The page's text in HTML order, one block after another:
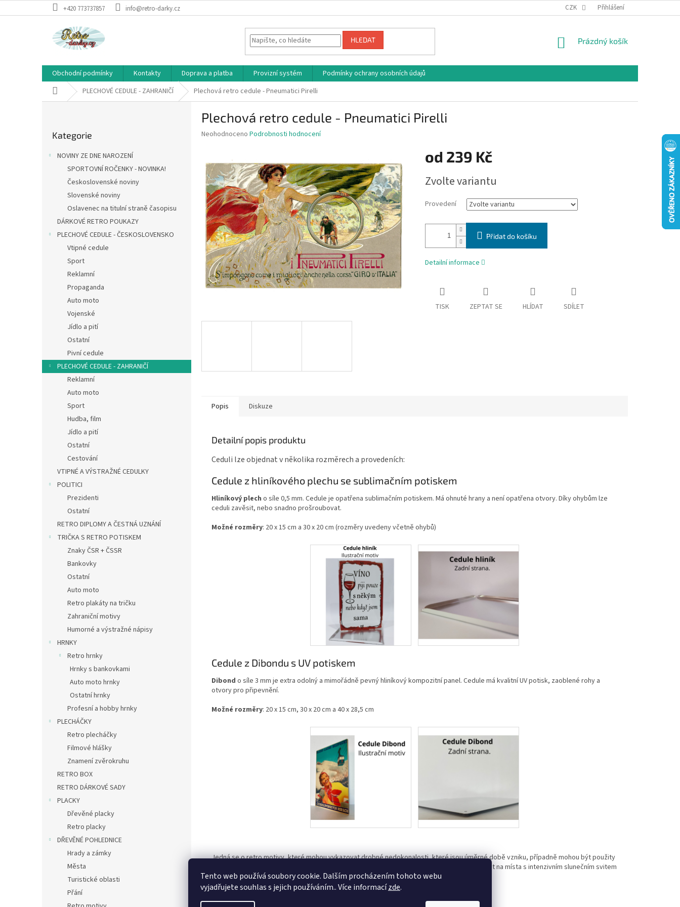
Tento web používá soubory cookie. Dalším procházením tohoto webu
vyjadřujete souhlas s jejich používáním.. Více informacízde.
na
+420 773737857 info@retro-darky.cz CZK Přihlášení
HLEDAT
NÁKUPNÍ
Prázdný košík
Obchodní podmínky Kontakty Doprava a platba Provizní systém
Podmínky ochrany osobních údajů
Domů PLECHOVÉ CEDULE - ZAHRANIČÍ Plechová retro cedule - Pneumatici Pirelli
kategorie
Kategorie
NOVINY ZE DNE NAROZENÍ
SPORTOVNÍ ROČENKY - NOVINKA!
Československé noviny
Slovenské noviny
Oslavenec na titulní straně časopisu
DÁRKOVÉ RETRO POUKAZY
PLECHOVÉ CEDULE - ČESKOSLOVENSKO
Vtipné cedule
Sport
Reklamní
Propaganda
Auto moto
Vojenské
Jídlo a pití
Ostatní
Pivní cedule
PLECHOVÉ CEDULE - ZAHRANIČÍ
Reklamní
Auto moto
Sport
Hudba, film
Jídlo a pití
Ostatní
Cestování
VTIPNÉ A VÝSTRAŽNÉ CEDULKY
POLITICI
Prezidenti
Ostatní
RETRO DIPLOMY A ČESTNÁ UZNÁNÍ
TRIČKA S RETRO POTISKEM
Znaky ČSR + ČSSR
Bankovky
Ostatní
Auto moto
Retro plakáty na tričku
Zahraniční motivy
Humorné a výstražné nápisy
HRNKY
Retro hrnky
Hrnky s bankovkami
Auto moto hrnky
Ostatní hrnky
Profesní a hobby hrnky
PLECHÁČKY
Retro plecháčky
Filmové hlášky
Znamení zvěrokruhu
RETRO BOX
RETRO DÁRKOVÉ SADY
PLACKY
Dřevěné placky
Retro placky
DŘEVĚNÉ POHLEDNICE
Hrady a zámky
Města
Turistické oblasti
Přání
Plechová retro cedule - Pneumatici Pirelli
Průměrné
je
0,0
hvězdiček.
Neohodnoceno Podrobnosti hodnocení
od 239 Kč
cena:
Zvolte variantu
Provedení
Přidat do košíku
Detailní informace
TISK ZEPTAT SE HLÍDAT SDÍLET
Popis Diskuze
Detailní popis produktu
Ceduli lze objednat v několika rozměrech a provedeních:
Cedule z hliníkového plechu se sublimačním potiskem
Hliníkový plech o síle 0,5 mm. Cedule je opatřena sublimačním potiskem. Má ohnuté hrany a není opatřena otvory. Díky ohybům lze
ceduli zavěsit, nebo snadno prošroubovat.
Možné rozměry: 20 x 15 cm a 30 x 20 cm (rozměry uvedeny včetně ohybů)
Cedule z Dibondu s UV potiskem
Dibond o síle 3 mm je extra odolný a mimořádně pevný hliníkový kompozitní panel. Cedule má kvalitní UV potisk, zaoblené rohy a
otvory pro připevnění.
Možné rozměry: 20 x 15 cm, 30 x 20 cm a 40 x 28,5 cm
Jedná se o retro motivy, které mohou vykazovat drobné nedokonalosti, které jsou úměrné době vzniku, případně mohou být použity
záměrně. Naše cedule jsou určeny pro vnitřní i venkovní umístění. Nedoporučujeme umísťovat na místa s intenzivním slunečním svitem
– může dojít ke ztrátě sytosti barev.